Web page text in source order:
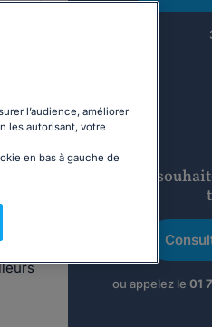
Vous
ou appelez le 01
l’audience, améliorer
les autorisant, votre
en bas à gauche de